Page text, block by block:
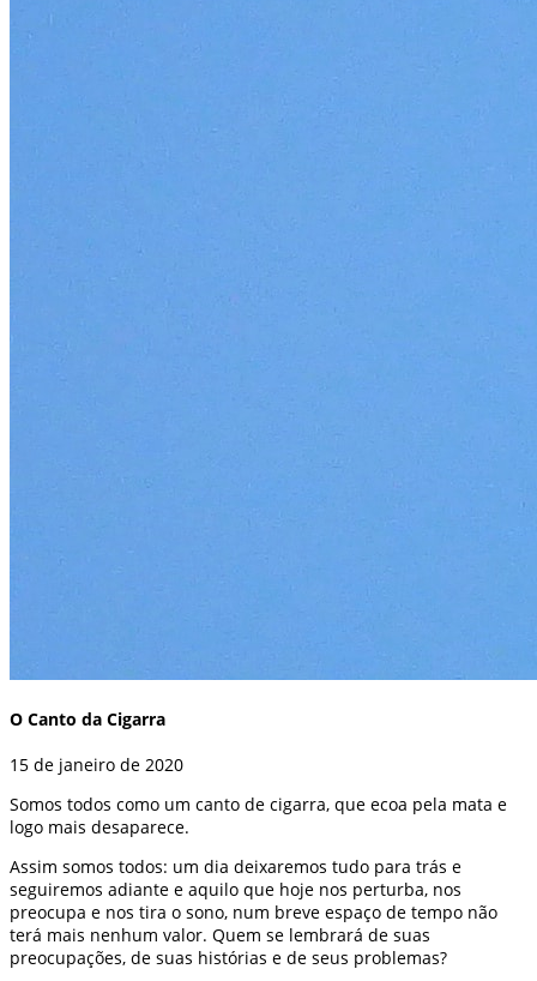
O Canto da Cigarra
15 de janeiro de 2020
Somos todos como um canto de cigarra, que ecoa pela mata e
logo mais desaparece.
Assim somos todos: um dia deixaremos tudo para trás e
seguiremos adiante e aquilo que hoje nos perturba, nos
preocupa e nos tira o sono, num breve espaço de tempo não
terá mais nenhum valor. Quem se lembrará de suas
preocupações, de suas histórias e de seus problemas?